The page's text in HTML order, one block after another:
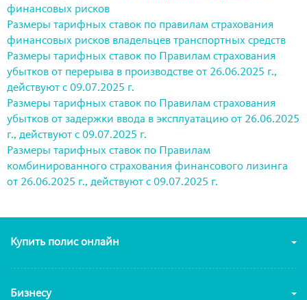
финансовых рисков
Размеры тарифных ставок по правилам страхования
финансовых рисков владельцев транспортных средств
Размеры тарифных ставок по Правилам страхования
убытков от перерыва в производстве от 26.06.2025 г.,
действуют с 09.07.2025 г.
Размеры тарифных ставок по Правилам страхования
убытков от задержки ввода в эксплуатацию от 26.06.2025
г., действуют с 09.07.2025 г.
Размеры тарифных ставок по Правилам
комбинированного страхования финансового лизинга
от 26.06.2025 г., действуют с 09.07.2025 г.
Купить полис онлайн
Бизнесу